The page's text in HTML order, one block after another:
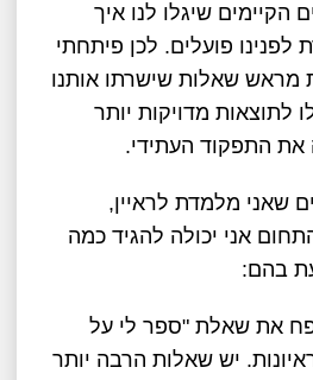
שיגלו לנו איך
פועלים. לכן פיתחתי
מראש שאלות שישרתו אותנו
לתוצאות מדויקות יותר
את התפקוד העתידי.
מ-20 שנים שאני מלמדת לראיין,
אני יכולה להגיד כמה
בהם:
את שאלת "ספר לי על
יש שאלות הרבה יותר